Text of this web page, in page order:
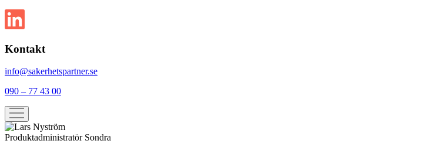
Kontakt
info@sakerhetspartner.se
090 – 77 43 00
Produktadministratör Sondra